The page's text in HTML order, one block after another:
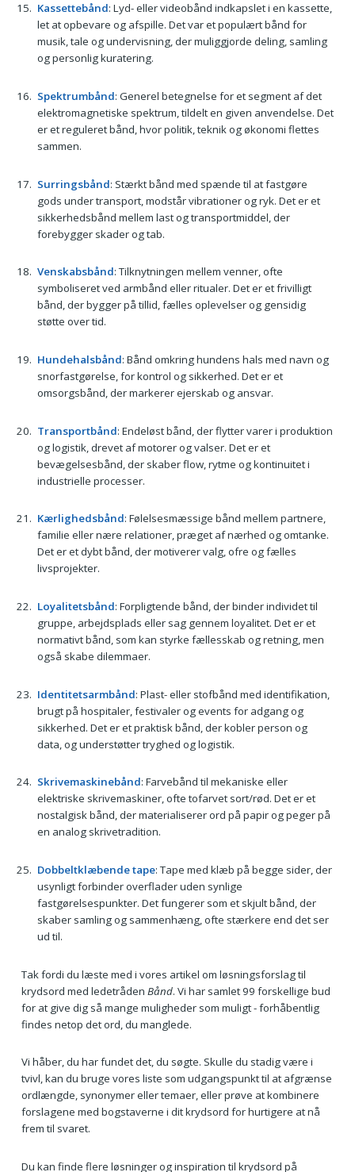
Kassettebånd: Lyd- eller videobånd indkapslet i en kassette,
let at opbevare og afspille. Det var et populært bånd for
musik, tale og undervisning, der muliggjorde deling, samling
og personlig kuratering.
Spektrumbånd: Generel betegnelse for et segment af det
elektromagnetiske spektrum, tildelt en given anvendelse. Det
er et reguleret bånd, hvor politik, teknik og økonomi flettes
sammen.
Surringsbånd: Stærkt bånd med spænde til at fastgøre
gods under transport, modstår vibrationer og ryk. Det er et
sikkerhedsbånd mellem last og transportmiddel, der
forebygger skader og tab.
Venskabsbånd: Tilknytningen mellem venner, ofte
symboliseret ved armbånd eller ritualer. Det er et frivilligt
bånd, der bygger på tillid, fælles oplevelser og gensidig
støtte over tid.
Hundehalsbånd: Bånd omkring hundens hals med navn og
snorfastgørelse, for kontrol og sikkerhed. Det er et
omsorgsbånd, der markerer ejerskab og ansvar.
Transportbånd: Endeløst bånd, der flytter varer i produktion
og logistik, drevet af motorer og valser. Det er et
bevægelsesbånd, der skaber flow, rytme og kontinuitet i
industrielle processer.
Kærlighedsbånd: Følelsesmæssige bånd mellem partnere,
familie eller nære relationer, præget af nærhed og omtanke.
Det er et dybt bånd, der motiverer valg, ofre og fælles
livsprojekter.
Loyalitetsbånd: Forpligtende bånd, der binder individet til
gruppe, arbejdsplads eller sag gennem loyalitet. Det er et
normativt bånd, som kan styrke fællesskab og retning, men
også skabe dilemmaer.
Identitetsarmbånd: Plast- eller stofbånd med identifikation,
brugt på hospitaler, festivaler og events for adgang og
sikkerhed. Det er et praktisk bånd, der kobler person og
data, og understøtter tryghed og logistik.
Skrivemaskinebånd: Farvebånd til mekaniske eller
elektriske skrivemaskiner, ofte tofarvet sort/rød. Det er et
nostalgisk bånd, der materialiserer ord på papir og peger på
en analog skrivetradition.
Dobbeltklæbende tape: Tape med klæb på begge sider, der
usynligt forbinder overflader uden synlige
fastgørelsespunkter. Det fungerer som et skjult bånd, der
skaber samling og sammenhæng, ofte stærkere end det ser
ud til.
Tak fordi du læste med i vores artikel om løsningsforslag til
krydsord med ledetråden Bånd. Vi har samlet 99 forskellige bud
for at give dig så mange muligheder som muligt - forhåbentlig
findes netop det ord, du manglede.
Vi håber, du har fundet det, du søgte. Skulle du stadig være i
tvivl, kan du bruge vores liste som udgangspunkt til at afgrænse
ordlængde, synonymer eller temaer, eller prøve at kombinere
forslagene med bogstaverne i dit krydsord for hurtigere at nå
frem til svaret.
Du kan finde flere løsninger og inspiration til krydsord på